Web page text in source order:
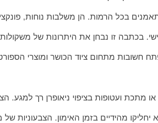
בכל הרמות. הן משלבות נוחות,
בכתבה זו נבחן את היתרונות של משקולות
חשובות מתחום ציוד הכושר ומוצרי
מתכת ועטופות בציפוי ניאופרן רך למגע.
מהידיים בזמן האימון. הצבעוניות של